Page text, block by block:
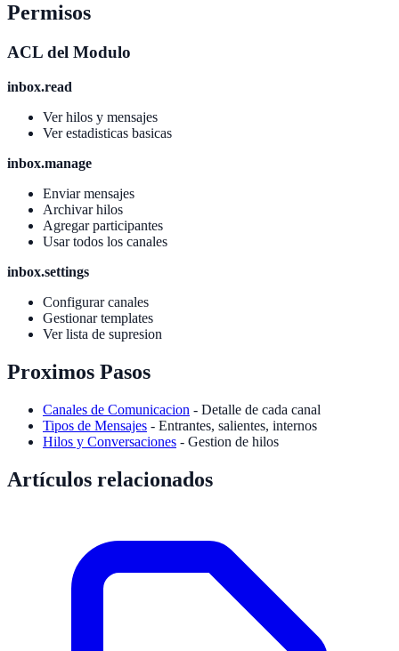
Permisos
ACL del Modulo
inbox.read
Ver hilos y mensajes
Ver estadisticas basicas
inbox.manage
Enviar mensajes
Archivar hilos
Agregar participantes
Usar todos los canales
inbox.settings
Configurar canales
Gestionar templates
Ver lista de supresion
Proximos Pasos
Canales de Comunicacion - Detalle de cada canal
Tipos de Mensajes - Entrantes, salientes, internos
Hilos y Conversaciones - Gestion de hilos
Artículos relacionados